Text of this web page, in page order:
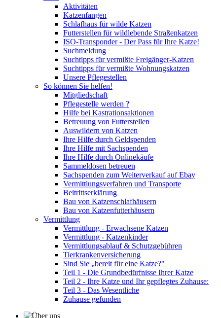
Aktivitäten
Katzenfangen
Schlafhaus für wilde Katzen
Futterstellen für wildlebende Straßenkatzen
ISO-Transponder - Der Pass für Ihre Katze!
Suchmeldung
Suchtipps für vermißte Freigänger-Katzen
Suchtipps für vermißte Wohnungskatzen
Unsere Pflegestellen
So können Sie helfen!
Mitgliedschaft
Pflegestelle werden ?
Hilfe bei Kastrationsaktionen
Betreuung von Futterstellen
Auswildern von Katzen
Ihre Hilfe durch Geldspenden
Ihre Hilfe mit Sachspenden
Ihre Hilfe durch Onlinekäufe
Sammeldosen betreuen
Sachspenden zum Weiterverkauf auf Ebay
Vermittlungsverfahren und Transporte
Beitrittserklärung
Bau von Katzenschlafhäusern
Bau von Katzenfutterhäusern
Vermittlung
Vermittlung - Erwachsene Katzen
Vermittlung - Katzenkinder
Vermittlungsablauf & Schutzgebühren
Tierkrankenversicherung
Sind Sie „bereit für eine Katze?"
Teil 1 - Die Grundbedürfnisse Ihrer Katze
Teil 2 - Ihre Katze und Ihr gepflegtes Zuhause:
Teil 3 - Das Wesentliche
Zuhause gefunden